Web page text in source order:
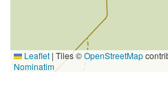
Leaflet | Tiles ©OpenStreetMap
Nominatim